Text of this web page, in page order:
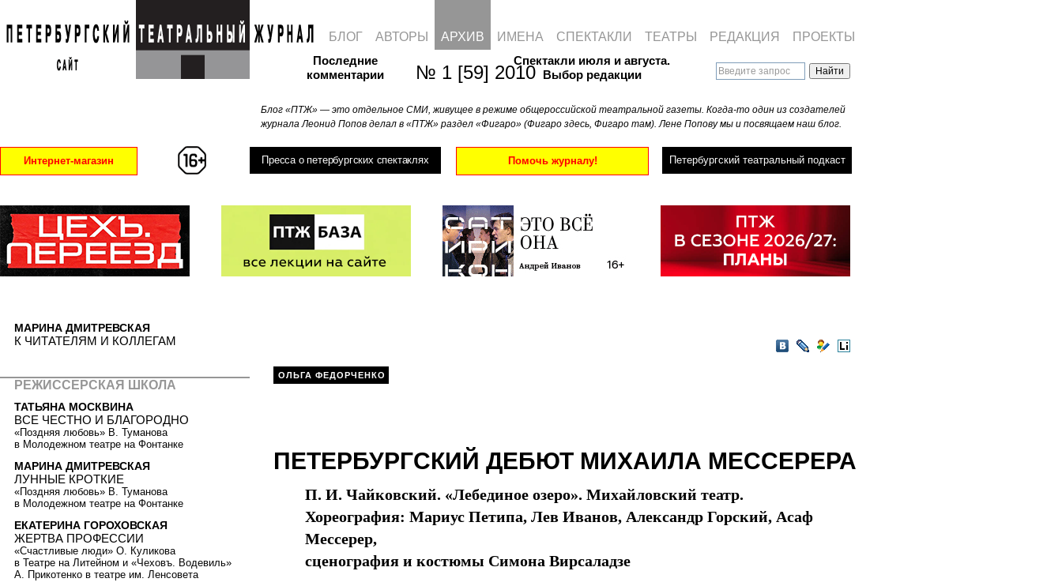
№ 1 [59] 2010
Последние
комментарии
Блог «ПТЖ» — это отдельное СМИ, живущее в режиме общероссийской театральной газеты. Когда-то один из создателей
журнала Леонид Попов делал в «ПТЖ» раздел «Фигаро» (Фигаро здесь, Фигаро там). Лене Попову мы и посвящаем наш блог.
Спектакли июля и августа.
Выбор редакции
Интернет-магазин Пресса о петербургских спектаклях Помочь журналу! Петербургский театральный подкаст
БЛОГ АВТОРЫ АРХИВ ИМЕНА СПЕКТАКЛИ ТЕАТРЫ РЕДАКЦИЯ ПРОЕКТЫ
VKontakte
LiveJournal
Мой
LiveInternet
ОЛЬГА ФЕДОРЧЕНКО
ПЕТЕРБУРГСКИЙ ДЕБЮТ МИХАИЛА МЕССЕРЕРА
П. И. Чайковский. «Лебединое озеро». Михайловский театр.
Хореография: Мариус Петипа, Лев Иванов, Александр Горский, Асаф
Мессерер,
сценография и костюмы Симона Вирсаладзе
МАРИНА ДМИТРЕВСКАЯ
К ЧИТАТЕЛЯМ И КОЛЛЕГАМ
РЕЖИССЕРСКАЯ ШКОЛА
ТАТЬЯНА МОСКВИНА
ВСЕ ЧЕСТНО И БЛАГОРОДНО
«Поздняя любовь» В. Туманова
в Молодежном театре на Фонтанке
МАРИНА ДМИТРЕВСКАЯ
ЛУННЫЕ КРОТКИЕ
«Поздняя любовь» В. Туманова
в Молодежном театре на Фонтанке
ЕКАТЕРИНА ГОРОХОВСКАЯ
ЖЕРТВА ПРОФЕССИИ
«Счастливые люди» О. Куликова
в Театре на Литейном и «Чеховъ. Водевиль»
А. Прикотенко в театре им. Ленсовета